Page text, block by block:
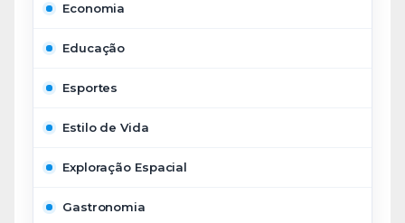
Economia
Educação
Esportes
Estilo de Vida
Exploração Espacial
Gastronomia